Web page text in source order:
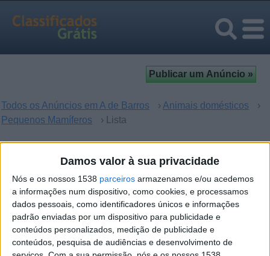
Damos valor à sua privacidade
Nós e os nossos 1538 parceiros armazenamos e/ou acedemos
a informações num dispositivo, como cookies, e processamos
dados pessoais, como identificadores únicos e informações
padrão enviadas por um dispositivo para publicidade e
conteúdos personalizados, medição de publicidade e
conteúdos, pesquisa de audiências e desenvolvimento de
Todos os Anúncios em A de Barros › Animais domésticos
›
Pequenos Mamíferos
› Lista
Pequenos Mamíferos em A de
Barros, Viseu
Desculpe, mas não houve resultados para sua busca. Se
quer enviar um anúncio -
clique aqui